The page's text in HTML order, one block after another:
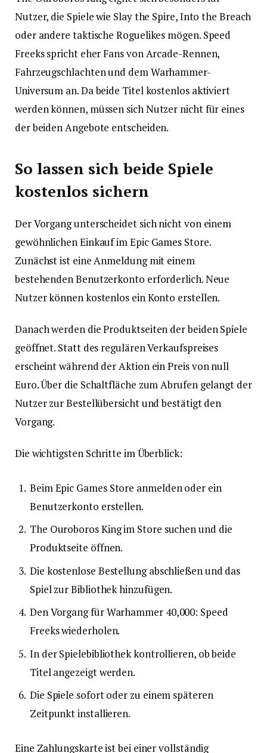
Nutzer, die Spiele wie Slay the Spire, Into the Breach
oder andere taktische Roguelikes mögen. Speed
Freeks spricht eher Fans von Arcade-Rennen,
Fahrzeugschlachten und dem Warhammer-
Universum an. Da beide Titel kostenlos aktiviert
werden können, müssen sich Nutzer nicht für eines
der beiden Angebote entscheiden.
So lassen sich beide Spiele
kostenlos sichern
Der Vorgang unterscheidet sich nicht von einem
gewöhnlichen Einkauf im Epic Games Store.
Zunächst ist eine Anmeldung mit einem
bestehenden Benutzerkonto erforderlich. Neue
Nutzer können kostenlos ein Konto erstellen.
Danach werden die Produktseiten der beiden Spiele
geöffnet. Statt des regulären Verkaufspreises
erscheint während der Aktion ein Preis von null
Euro. Über die Schaltfläche zum Abrufen gelangt der
Nutzer zur Bestellübersicht und bestätigt den
Vorgang.
Die wichtigsten Schritte im Überblick:
Beim Epic Games Store anmelden oder ein
Benutzerkonto erstellen.
The Ouroboros King im Store suchen und die
Produktseite öffnen.
Die kostenlose Bestellung abschließen und das
Spiel zur Bibliothek hinzufügen.
Den Vorgang für Warhammer 40,000: Speed
Freeks wiederholen.
In der Spielebibliothek kontrollieren, ob beide
Titel angezeigt werden.
Die Spiele sofort oder zu einem späteren
Zeitpunkt installieren.
Eine Zahlungskarte ist bei einer vollständig